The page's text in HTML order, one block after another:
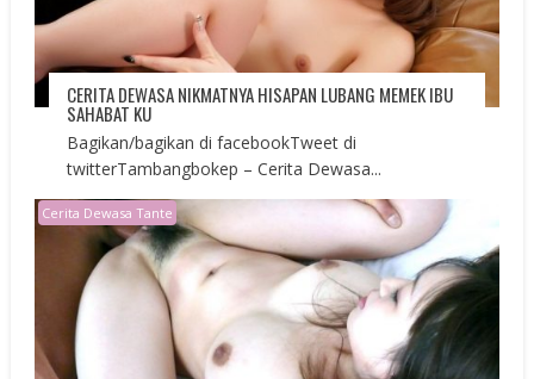
CERITA DEWASA NIKMATNYA HISAPAN LUBANG MEMEK IBU
SAHABAT KU
Bagikan/bagikan di facebookTweet di
twitterTambangbokep – Cerita Dewasa...
Cerita Dewasa Tante